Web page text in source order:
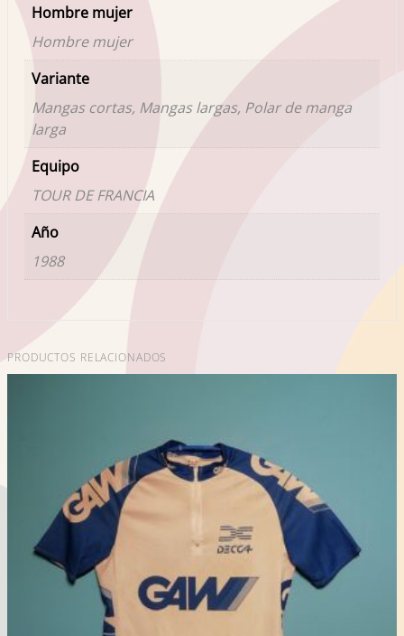
Hombre mujer
Hombre mujer
Variante
Mangas cortas, Mangas largas, Polar de manga
larga
Equipo
TOUR DE FRANCIA
Año
1988
PRODUCTOS RELACIONADOS